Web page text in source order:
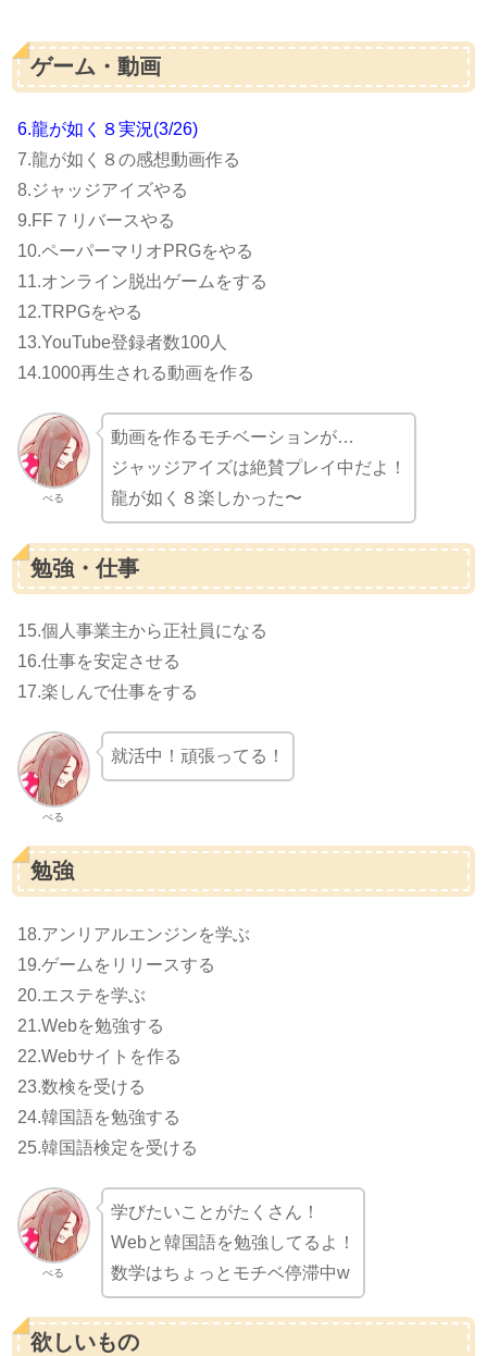
ゲーム・動画
6.龍が如く８実況(3/26)
7.龍が如く８の感想動画作る
8.ジャッジアイズやる
9.FF７リバースやる
10.ペーパーマリオPRGをやる
11.オンライン脱出ゲームをする
12.TRPGをやる
13.YouTube登録者数100人
14.1000再生される動画を作る
べる
動画を作るモチベーションが…
ジャッジアイズは絶賛プレイ中だよ！
龍が如く８楽しかった〜
勉強・仕事
15.個人事業主から正社員になる
16.仕事を安定させる
17.楽しんで仕事をする
べる
就活中！頑張ってる！
勉強
18.アンリアルエンジンを学ぶ
19.ゲームをリリースする
20.エステを学ぶ
21.Webを勉強する
22.Webサイトを作る
23.数検を受ける
24.韓国語を勉強する
25.韓国語検定を受ける
べる
学びたいことがたくさん！
Webと韓国語を勉強してるよ！
数学はちょっとモチベ停滞中w
欲しいもの